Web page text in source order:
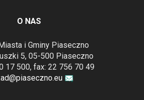
O NAS
i Gminy Piaseczno
5, 05-500 Piaseczno
17 500, fax: 22 756 70 49